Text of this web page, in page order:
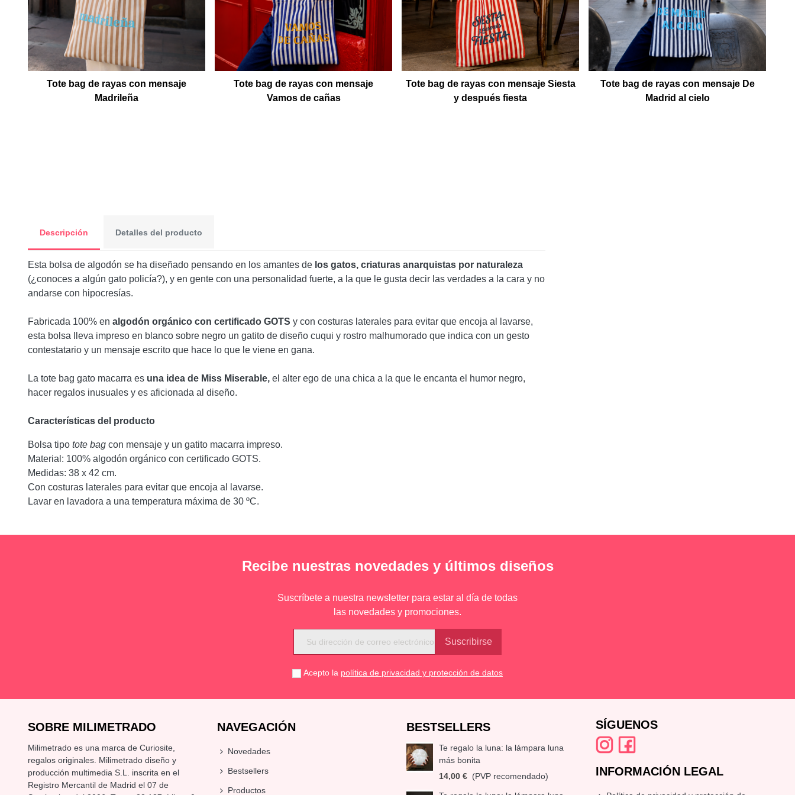
Tote bag de rayas con mensaje
Madrileña
Tote bag de rayas con mensaje
Vamos de cañas
Tote bag de rayas con mensaje Siesta
y después fiesta
Tote bag de rayas con mensaje De
Madrid al cielo
Descripción Detalles del producto
Esta bolsa de algodón se ha diseñado pensando en los amantes de los gatos, criaturas anarquistas por naturaleza
(¿conoces a algún gato policía?), y en gente con una personalidad fuerte, a la que le gusta decir las verdades a la cara y no
andarse con hipocresías.
Fabricada 100% en algodón orgánico con certificado GOTS y con costuras laterales para evitar que encoja al lavarse,
esta bolsa lleva impreso en blanco sobre negro un gatito de diseño cuqui y rostro malhumorado que indica con un gesto
contestatario y un mensaje escrito que hace lo que le viene en gana.
La tote bag gato macarra es una idea de Miss Miserable, el alter ego de una chica a la que le encanta el humor negro,
hacer regalos inusuales y es aficionada al diseño.
Características del producto
Bolsa tipo tote bag con mensaje y un gatito macarra impreso.
Material: 100% algodón orgánico con certificado GOTS.
Medidas: 38 x 42 cm.
Con costuras laterales para evitar que encoja al lavarse.
Lavar en lavadora a una temperatura máxima de 30 ºC.
Recibe nuestras novedades y últimos diseños
Suscríbete a nuestra newsletter para estar al día de todas
las novedades y promociones.
Acepto la política de privacidad y protección de datos
SOBRE MILIMETRADO
Milimetrado es una marca de Curiosite,
regalos originales. Milimetrado diseño y
producción multimedia S.L. inscrita en el
Registro Mercantil de Madrid el 07 de
NAVEGACIÓN
Novedades
Bestsellers
Productos
BESTSELLERS
Te regalo la luna: la lámpara luna
más bonita
14,00 € (PVP recomendado)
SÍGUENOS
INFORMACIÓN LEGAL